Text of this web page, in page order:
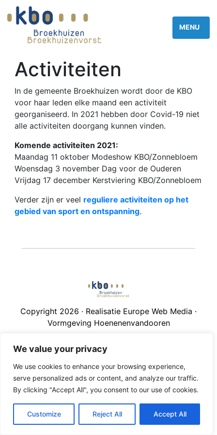
We value your privacy
We use cookies to enhance your browsing experience,
serve personalized ads or content, and analyze our traffic.
By clicking "Accept All", you consent to our use of cookies.
Customize Reject All Accept All
Activiteiten
In de gemeente Broekhuizen wordt door de KBO
voor haar leden elke maand een activiteit
georganiseerd. In 2021 hebben door Covid-19 niet
alle activiteiten doorgang kunnen vinden.
Komende activiteiten 2021:
Maandag 11 oktober Modeshow KBO/Zonnebloem
Woensdag 3 november Dag voor de Ouderen
Vrijdag 17 december Kerstviering KBO/Zonnebloem
Verder zijn er veel reguliere activiteiten op het
gebied van sport en ontspanning.
Copyright 2026 · Realisatie Europe Web Media ·
Vormgeving Hoenenenvandooren